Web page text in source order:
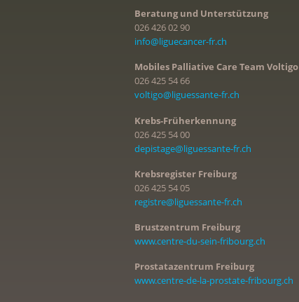
Beratung und Unterstützung
026 426 02 90
info@liguecancer-fr.ch
Mobiles Palliative Care Team Voltigo
026 425 54 66
voltigo@liguessante-fr.ch
Krebs-Früherkennung
026 425 54 00
depistage@liguessante-fr.ch
Krebsregister Freiburg
026 425 54 05
registre@liguessante-fr.ch
Brustzentrum Freiburg
www.centre-du-sein-fribourg.ch
Prostatazentrum Freiburg
www.centre-de-la-prostate-fribourg.ch